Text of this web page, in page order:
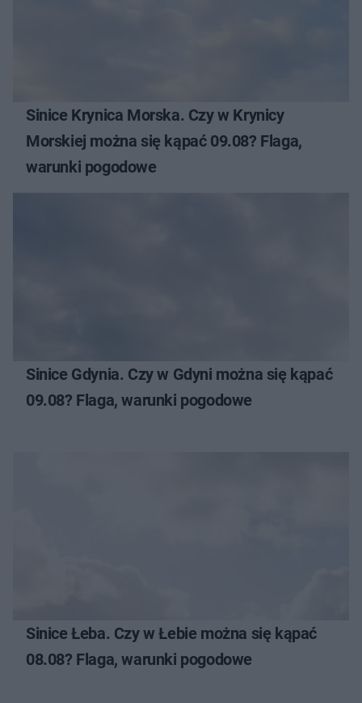
Sinice Krynica Morska. Czy w Krynicy
Morskiej można się kąpać 09.08? Flaga,
warunki pogodowe
Sinice Gdynia. Czy w Gdyni można się kąpać
09.08? Flaga, warunki pogodowe
Sinice Łeba. Czy w Łebie można się kąpać
08.08? Flaga, warunki pogodowe